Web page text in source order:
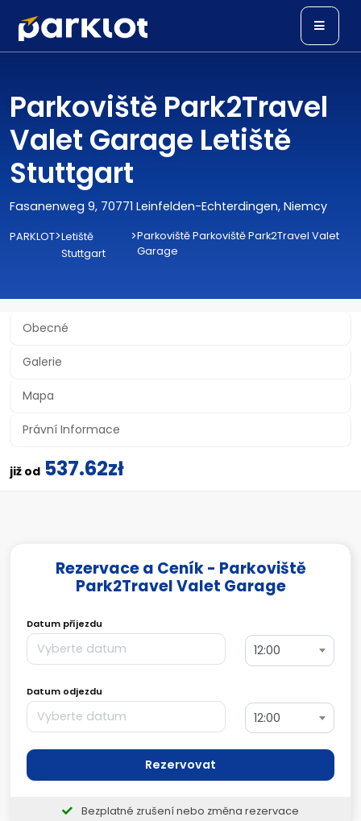
Parkoviště Park2Travel
Valet Garage Letiště
Stuttgart
Fasanenweg 9, 70771 Leinfelden-Echterdingen, Niemcy
PARKLOT>Letiště
Stuttgart
>Parkoviště Parkoviště Park2Travel Valet
Garage
Obecné
Galerie
Mapa
Právní Informace
již od 537.62zł
Rezervace a Ceník - Parkoviště
Park2Travel Valet Garage
Datum příjezdu
12:00
Datum odjezdu
12:00
Rezervovat
Bezplatné zrušení nebo změna rezervace